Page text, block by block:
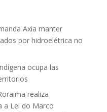
Axia manter
por hidroelétrica no
ocupa las
realiza
a Lei do Marco